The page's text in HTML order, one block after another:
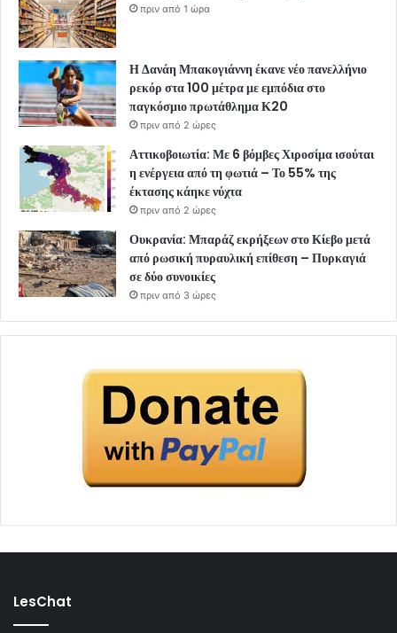
πριν από 1 ώρα
Η Δανάη Μπακογιάννη έκανε νέο πανελλήνιο
ρεκόρ στα 100 μέτρα με εμπόδια στο
παγκόσμιο πρωτάθλημα Κ20
πριν από 2 ώρες
Αττικοβοιωτία: Με 6 βόμβες Χιροσίμα ισούται
η ενέργεια από τη φωτιά – Το 55% της
έκτασης κάηκε νύχτα
πριν από 2 ώρες
Ουκρανία: Μπαράζ εκρήξεων στο Κίεβο μετά
από ρωσική πυραυλική επίθεση – Πυρκαγιά
σε δύο συνοικίες
πριν από 3 ώρες
LesChat